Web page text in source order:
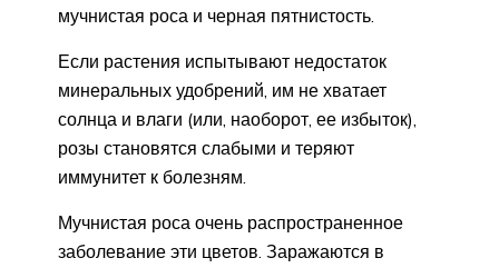
мучнистая роса и черная пятнистость.
Если растения испытывают недостаток
минеральных удобрений, им не хватает
солнца и влаги (или, наоборот, ее избыток),
розы становятся слабыми и теряют
иммунитет к болезням.
Мучнистая роса очень распространенное
заболевание эти цветов. Заражаются в